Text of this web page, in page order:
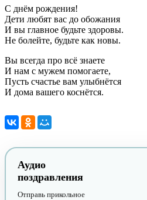
С днём рождения!
Дети любят вас до обожания
И вы главное будьте здоровы.
Не болейте, будьте как новы.
Вы всегда про всё знаете
И нам с мужем помогаете,
Пусть счастье вам улыбнётся
И дома вашего коснётся.
Аудио
поздравления
Отправь прикольное